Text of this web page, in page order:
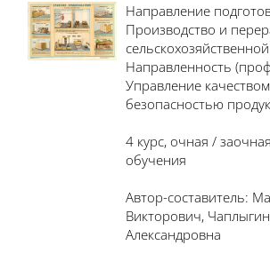
Направление
Производство и
Направленность
Управление
безопасностью
4 курс, очная /
обучения
Автор-составитель:
Викторович,
Александровна